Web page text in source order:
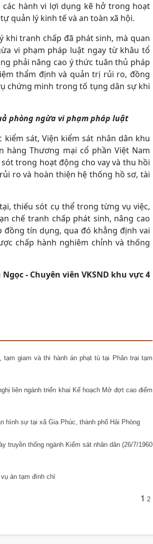
hành vi lợi dụng kẽ hở trong hoạt
quản lý kinh tế và an toàn xã hội.
khi tranh chấp đã phát sinh, mà quan
vi phạm pháp luật ngay từ khâu tổ
phải nâng cao ý thức tuân thủ pháp
thẩm định và quản trị rủi ro, đồng
chứng minh trong tố tụng dân sự khi
phòng ngừa vi phạm pháp luật
sát, Viện kiểm sát nhân dân khu
hàng Thương mại cổ phần Việt Nam
trong hoạt động cho vay và thu hồi
ro và hoàn thiện hệ thống hồ sơ, tài
thiếu sót cụ thể trong từng vụ việc,
chế tranh chấp phát sinh, nâng cao
đồng tín dụng, qua đó khẳng định vai
chấp hành nghiêm chỉnh và thống
Ngọc- Chuyên viên VKSND khu vực 4
giam và thi hành án phạt tù tại Phân trại tạm
liên ngành triển khai Kế hoạch Mở đợt cao điểm
hình sự tại xã Gia Phúc, thành phố Hải Phòng
truyền thống ngành Kiểm sát nhân dân (26/7/1960
án tạm đình chỉ
1 2